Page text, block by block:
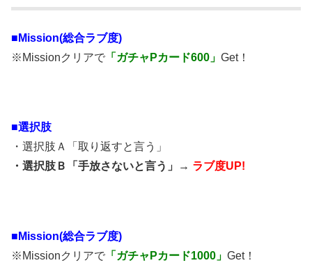
■Mission(総合ラブ度)
※Missionクリアで 「ガチャPカード600」 Get！
■選択肢
・選択肢Ａ「取り返すと言う」
・選択肢Ｂ「手放さないと言う」→ ラブ度UP!
■Mission(総合ラブ度)
※Missionクリアで 「ガチャPカード1000」 Get！